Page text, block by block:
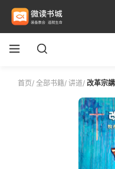
首页/ 全部书籍/ 讲道/ 改革宗